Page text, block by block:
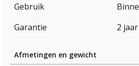
Gebruik
Garantie
2 jaar
Afmetingen en gewicht